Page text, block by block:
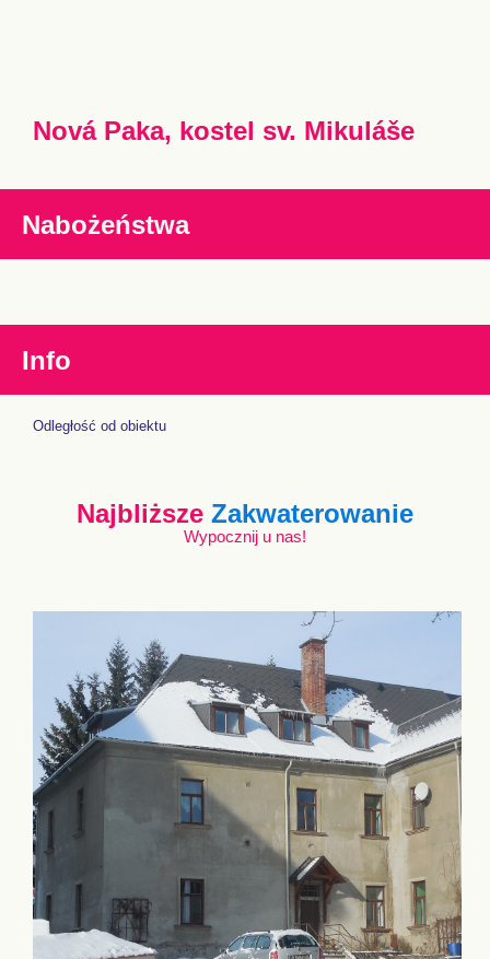
Nová Paka, kostel sv. Mikuláše
Nabożeństwa
Info
Odległość od obiektu
Najbliższe Zakwaterowanie
Wypocznij u nas!